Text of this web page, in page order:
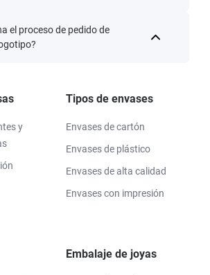
el proceso de pedido de
y
Tipos de envases
Envases de cartón
Envases de plástico
Envases de alta calidad
Envases con impresión
Embalaje de joyas